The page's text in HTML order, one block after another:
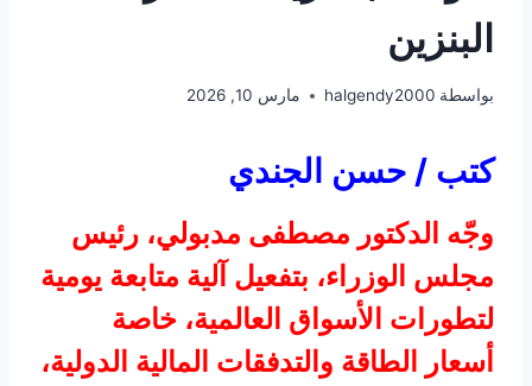
البنزين
بواسطة halgendy2000 مارس 10, 2026
كتب / حسن الجندي
وجّه الدكتور مصطفى مدبولي، رئيس
مجلس الوزراء، بتفعيل آلية متابعة يومية
لتطورات الأسواق العالمية، خاصة
أسعار الطاقة والتدفقات المالية الدولية،